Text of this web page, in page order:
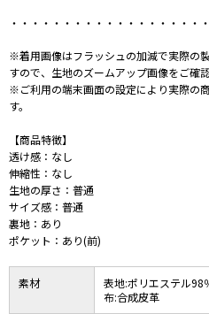
・・・・・・・・・・・・・・・・・・
※着用画像はフラッシュの加減で実際の
すので、生地のズームアップ画像をご確認
※ご利用の端末画面の設定により実際の
す。
【商品特徴】
透け感：なし
伸縮性：なし
生地の厚さ：普通
サイズ感：普通
裏地：あり
ポケット：あり(前)
素材
表地:ポリエステル98
布:合成皮革